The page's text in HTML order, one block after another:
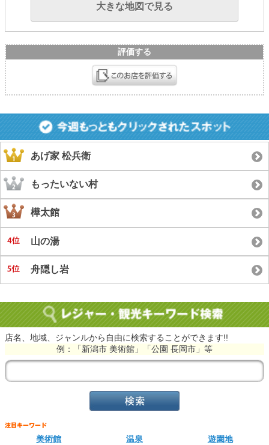
大きな地図で見る
評価する
あげ家 松兵衛
もったいない村
樺太館
山の湯
舟隠し岩
店名、地域、ジャンルから自由に検索することができます!!
例：「新潟市 美術館」「公園 長岡市」等
美術館 温泉
遊園地